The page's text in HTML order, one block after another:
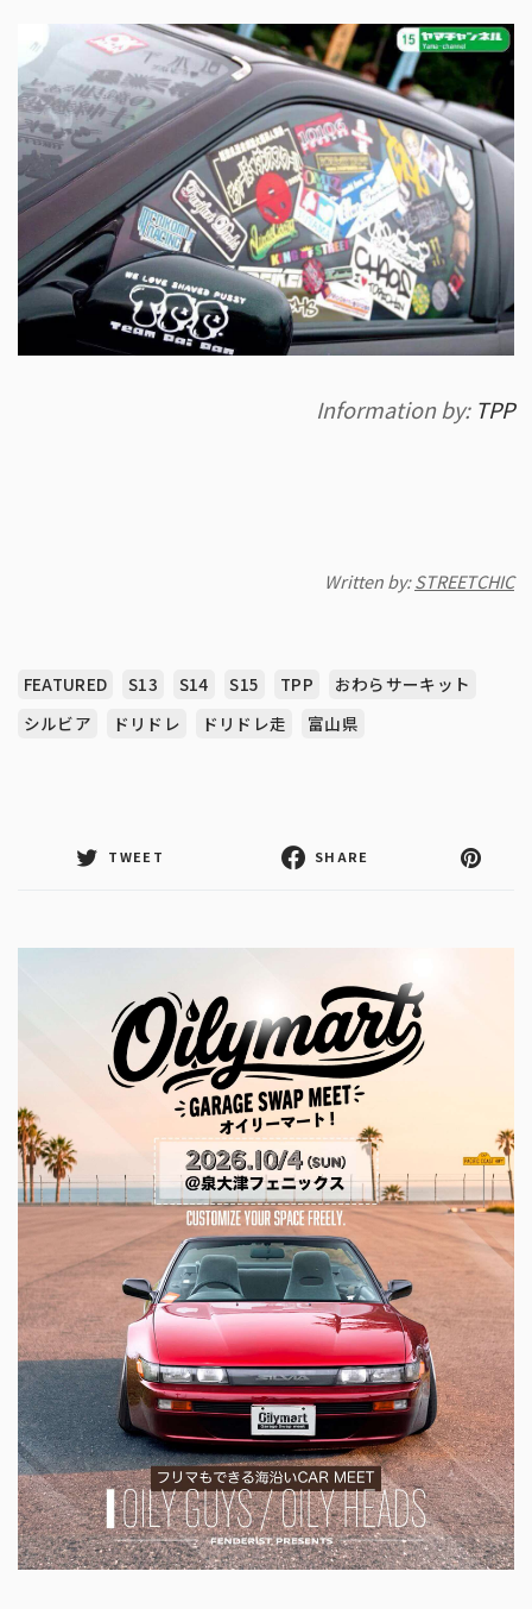
Information by: TPP
Written by:STREETCHIC
FEATURED S13 S14 S15 TPP
おわらサーキット
シルビア
ドリドレ ドリドレ走 富山県
TWEET SHARE